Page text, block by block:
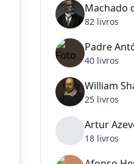
Machado
82 livros
Padre
40 livros
William
25 livros
Artur
18 livros